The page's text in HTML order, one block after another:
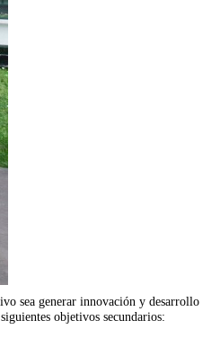
sea generar innovación y desarrollo
objetivos secundarios: